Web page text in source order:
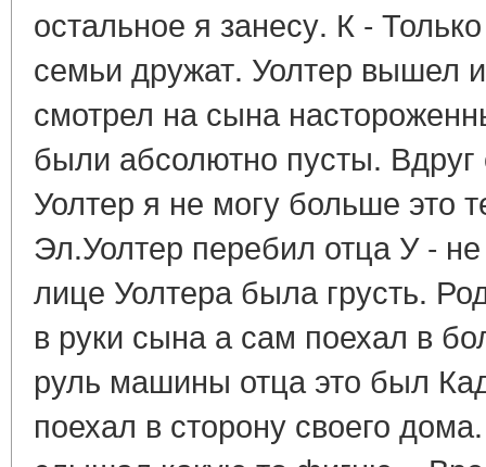
остальное я занесу. К -
семьи дружат. Уолтер вышел
смотрел на сына
были абсолютно пусты. Вдруг
Уолтер я не могу больше это
Эл.Уолтер перебил отца У -
лице Уолтера была грусть.
в руки сына а сам поехал в
руль машины отца это был
поехал в сторону своего